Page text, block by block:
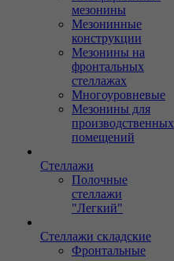
мезонины
Мезонинные
конструкции
Мезонины на
фронтальных
стеллажах
Многоуровневые
Мезонины для
производственных
помещений
Стеллажи
Полочные
стеллажи
"Легкий"
Стеллажи складские
Фронтальные